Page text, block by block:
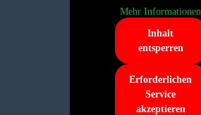
Mehr Informationen
Inhalt
entsperren
Erforderlichen
Service
akzeptieren